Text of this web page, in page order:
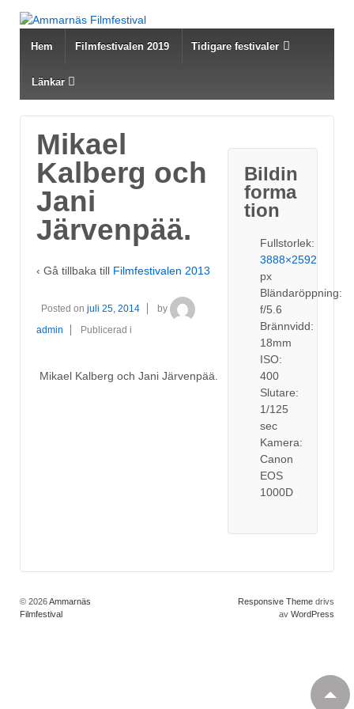
Hem Filmfestivalen 2019 Tidigare festivaler
Länkar
Mikael
Kalberg och
Jani
Järvenpää.
‹ Gå tillbaka till Filmfestivalen 2013
Posted on juli 25, 2014
by
admin
Publicerad i
Mikael Kalberg och Jani Järvenpää.
Bildin
forma
tion
Fullstorlek:
3888×2592
px
Bländaröppning:
f/5.6
Brännvidd:
18mm
ISO:
400
Slutare:
1/125
sec
Kamera:
Canon
EOS
1000D
© 2026Ammarnäs
Filmfestival
Responsive Themedrivs
av WordPress